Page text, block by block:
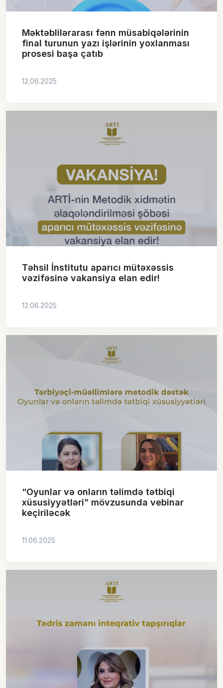
Məktəblilərarası fənn müsabiqələrinin
final turunun yazı işlərinin yoxlanması
prosesi başa çatıb
12.06.2025
Təhsil İnstitutu aparıcı mütəxəssis
vəzifəsinə vakansiya elan edir!
12.06.2025
“Oyunlar və onların təlimdə tətbiqi
xüsusiyyətləri” mövzusunda vebinar
keçiriləcək
11.06.2025